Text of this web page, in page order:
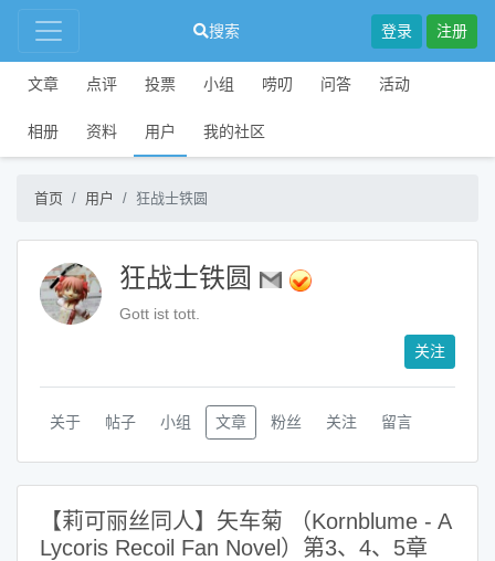
搜索 登录 注册
文章 点评 投票 小组 唠叨 问答 活动
相册 资料 用户 我的社区
首页 用户 狂战士铁圆
狂战士铁圆
Gott ist tott.
关注
关于 帖子 小组 文章 粉丝 关注 留言
【莉可丽丝同人】矢车菊 （Kornblume - A
Lycoris Recoil Fan Novel）第3、4、5章